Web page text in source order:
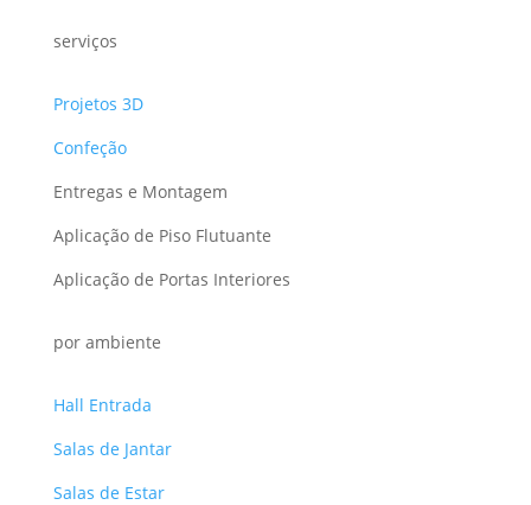
serviços
Projetos 3D
Confeção
Entregas e Montagem
Aplicação de Piso Flutuante
Aplicação de Portas Interiores
por ambiente
Hall Entrada
Salas de Jantar
Salas de Estar